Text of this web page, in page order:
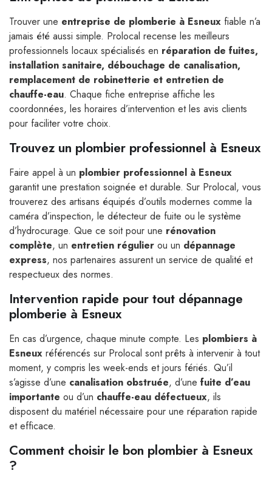
Trouver une entreprise de plomberie à Esneux fiable n’a
jamais été aussi simple. Prolocal recense les meilleurs
professionnels locaux spécialisés en réparation de fuites,
installation sanitaire, débouchage de canalisation,
remplacement de robinetterie et entretien de
chauffe-eau. Chaque fiche entreprise affiche les
coordonnées, les horaires d’intervention et les avis clients
pour faciliter votre choix.
Trouvez un plombier professionnel à Esneux
Faire appel à un plombier professionnel à Esneux
garantit une prestation soignée et durable. Sur Prolocal, vous
trouverez des artisans équipés d’outils modernes comme la
caméra d’inspection, le détecteur de fuite ou le système
d’hydrocurage. Que ce soit pour une rénovation
complète, un entretien régulier ou un dépannage
express, nos partenaires assurent un service de qualité et
respectueux des normes.
Intervention rapide pour tout dépannage
plomberie à Esneux
En cas d’urgence, chaque minute compte. Les plombiers à
Esneux référencés sur Prolocal sont prêts à intervenir à tout
moment, y compris les week-ends et jours fériés. Qu’il
s’agisse d’une canalisation obstruée, d’une fuite d’eau
importante ou d’un chauffe-eau défectueux, ils
disposent du matériel nécessaire pour une réparation rapide
et efficace.
Comment choisir le bon plombier à Esneux
?